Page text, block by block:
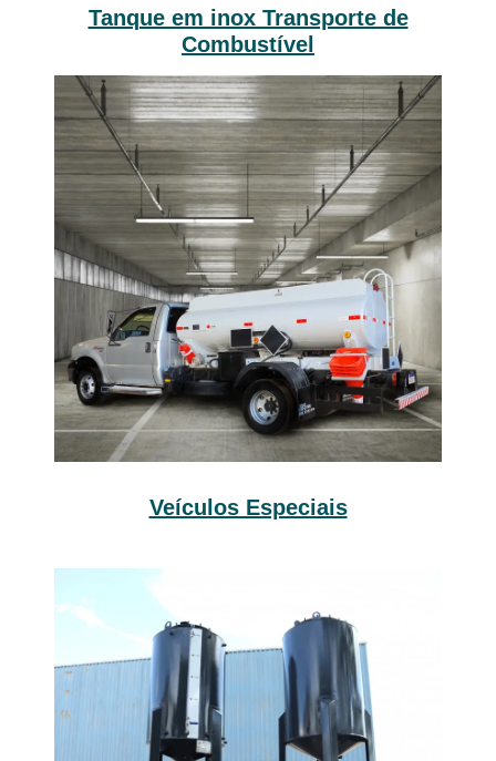
Tanque em inox Transporte de
Combustível
Veículos Especiais